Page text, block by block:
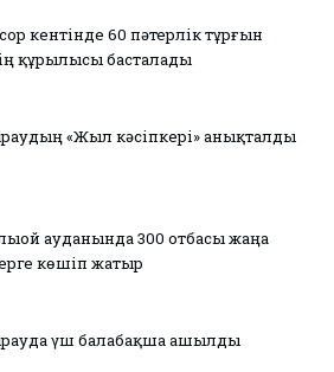
кентінде 60 пәтерлік тұрғын
құрылысы басталады
«Жыл кәсіпкері» анықталды
ауданында 300 отбасы жаңа
көшіп жатыр
үш балабақша ашылды